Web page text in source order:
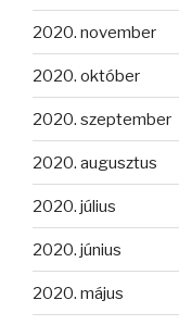
2020. november
2020. október
2020. szeptember
2020. augusztus
2020. július
2020. június
2020. május